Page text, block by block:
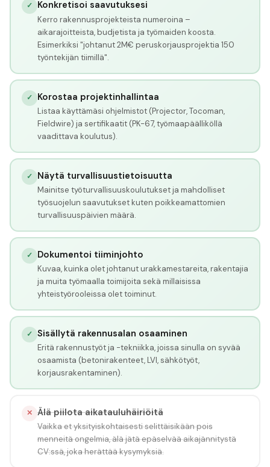
✓ Konkretisoi saavutuksesi
Kerro rakennusprojekteista numeroina –
aikarajoitteista, budjetista ja työmaiden koosta.
Esimerkiksi "johtanut 2M€ peruskorjausprojektia 150
työntekijän tiimillä".
✓ Korostaa projektinhallintaa
Listaa käyttämäsi ohjelmistot (Projector, Tocoman,
Fieldwire) ja sertifikaatit (PK-67, työmaapäälliköllä
vaadittava koulutus).
✓ Näytä turvallisuustietoisuutta
Mainitse työturvallisuuskoulutukset ja mahdolliset
työsuojelun saavutukset kuten poikkeamattomien
turvallisuuspäivien määrä.
✓ Dokumentoi tiiminjohto
Kuvaa, kuinka olet johtanut urakkamestareita, rakentajia
ja muita työmaalla toimijoita sekä millaisissa
yhteistyörooleissa olet toiminut.
✓ Sisällytä rakennusalan osaaminen
Eritä rakennustyöt ja -tekniikka, joissa sinulla on syvää
osaamista (betonirakenteet, LVI, sähkötyöt,
korjausrakentaminen).
✕ Älä piilota aikatauluhäiriöitä
Vaikka et yksityiskohtaisesti selittäisikään pois
menneitä ongelmia, älä jätä epäselvää aikajännitystä
CV:ssä, joka herättää kysymyksiä.